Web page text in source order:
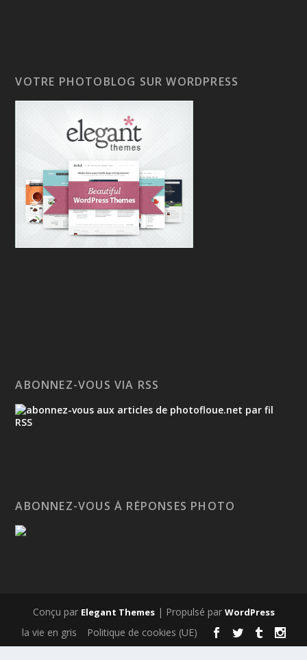
VOTRE PHOTOBLOG SUR WORDPRESS
ABONNEZ-VOUS VIA RSS
ABONNEZ-VOUS À RÉPONSES PHOTO
Conçu par Elegant Themes| Propulsé par WordPress
la vie en gris Politique de cookies (UE)